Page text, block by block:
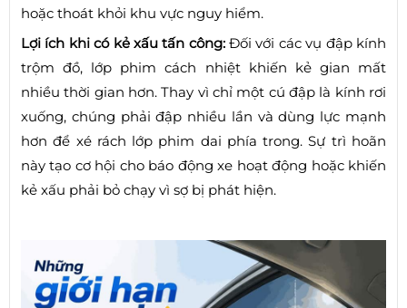
hoặc thoát khỏi khu vực nguy hiểm.
Lợi ích khi có kẻ xấu tấn công:Đối với các vụ đập kính
trộm đồ, lớp phim cách nhiệt khiến kẻ gian mất
nhiều thời gian hơn. Thay vì chỉ một cú đập là kính rơi
xuống, chúng phải đập nhiều lần và dùng lực mạnh
hơn để xé rách lớp phim dai phía trong. Sự trì hoãn
này tạo cơ hội cho báo động xe hoạt động hoặc khiến
kẻ xấu phải bỏ chạy vì sợ bị phát hiện.